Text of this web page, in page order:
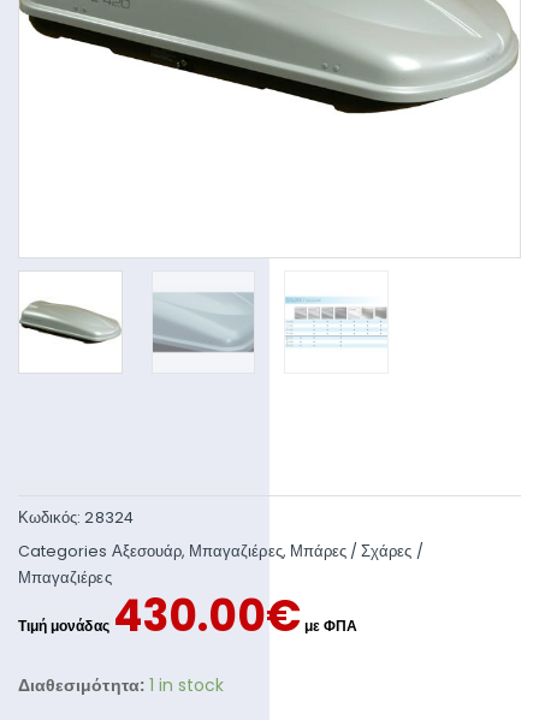
Κωδικός:28324
Categories Αξεσουάρ, Μπαγαζιέρες, Μπάρες / Σχάρες /
Μπαγαζιέρες
430.00€
Διαθεσιμότητα: 1 in stock